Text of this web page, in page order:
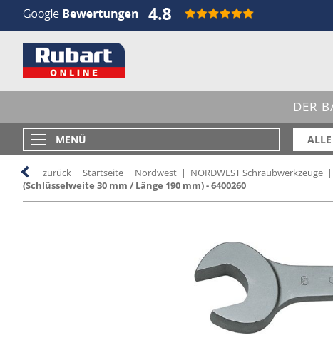
DER
MENÜ
zurück | Startseite | Nordwest | NORDWEST Schraubwerkzeuge |
(Schlüsselweite 30 mm / Länge 190 mm) - 6400260